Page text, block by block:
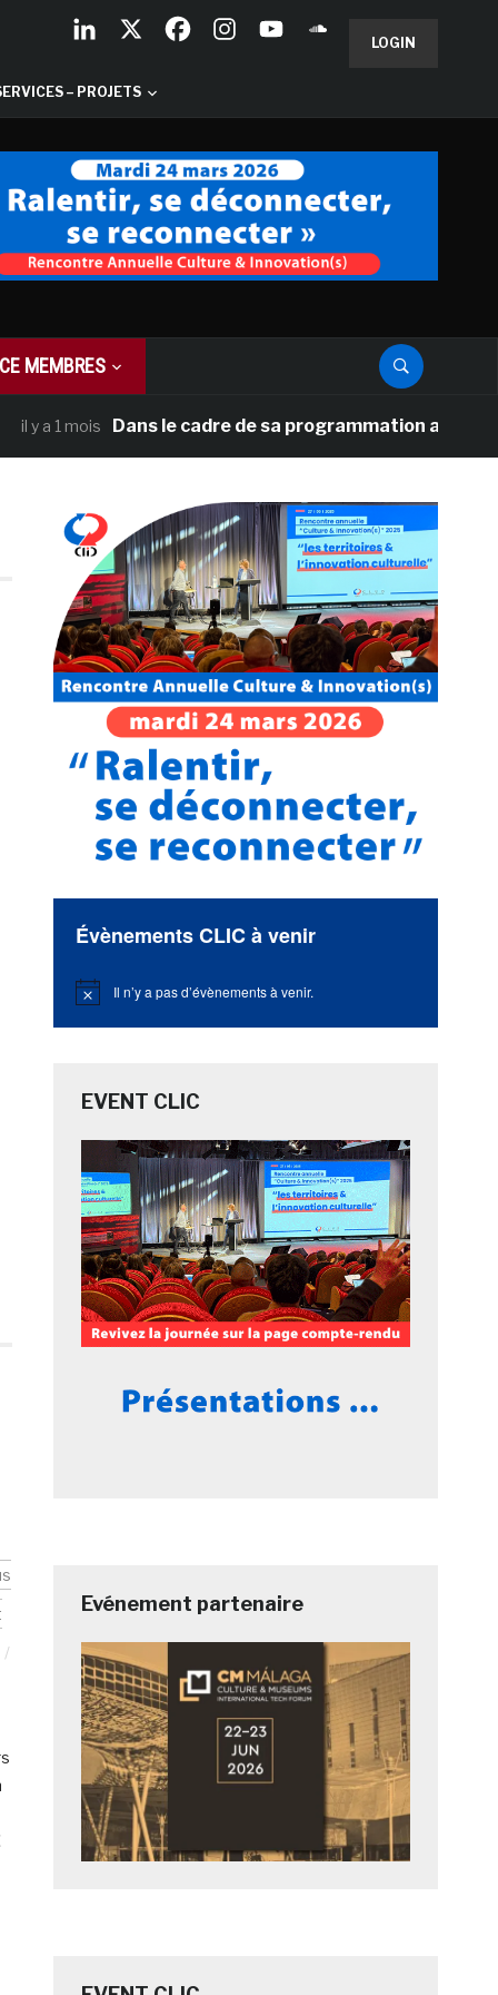
LOGIN
– PROJETS
MEMBRES
mois Dans le cadre de sa programmation américaine,
Évènements CLIC à venir
Notice Il n’y a pas d’évènements à venir.
EVENT CLIC
Evénement partenaire